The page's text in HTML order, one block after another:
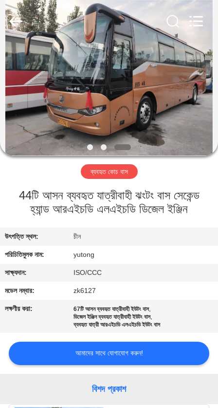
বাড়ি
পণ্য
আমাদের
সম্পর্কে
কারখানা
যোগাযোগ
করুন
উদ্ধৃতির
আবেদন
সাইট
ZHENGZHOU
COOPER
INDUSTRY
CO.,
LTD..
Rights
Reserved.
ব্যবহৃত কোচ বাস
44টি আসন ব্যবহৃত যাত্রীবাহী ঝংটং বাস সেকেন্ড
হ্যান্ড আরএইচডি এলএইচডি ডিজেল ইঞ্জিন
উৎপত্তি স্থল: চীন
পরিচিতিমুলক নাম: yutong
সাক্ষ্যদান: ISO/CCC
মডেল নম্বার: zk6127
লক্ষণীয় করা: 67টি আসন ব্যবহৃত যাত্রীবাহী ইউটং বাস,
ডিজেল ইঞ্জিন ব্যবহৃত যাত্রীবাহী ইউটং বাস,
ব্যবহৃত যাত্রী আরএইচডি এলএইচডি ইউটং বাস
আমাদের সাথে যোগাযোগ করুন!
বিশদ প্রকাশ